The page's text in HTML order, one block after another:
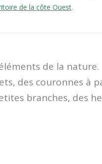
de la côte Ouest.
de la nature.
des couronnes à
branches, des